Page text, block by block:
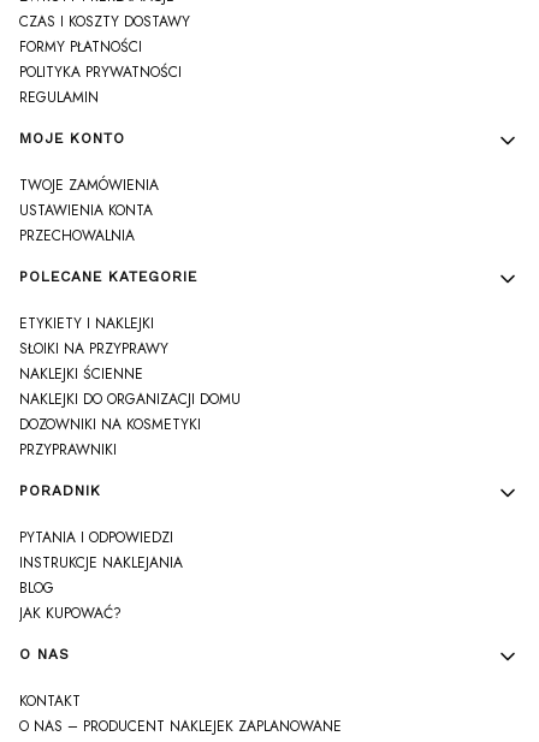
CZAS I KOSZTY DOSTAWY
FORMY PŁATNOŚCI
POLITYKA PRYWATNOŚCI
REGULAMIN
MOJE KONTO
TWOJE ZAMÓWIENIA
USTAWIENIA KONTA
PRZECHOWALNIA
POLECANE KATEGORIE
ETYKIETY I NAKLEJKI
SŁOIKI NA PRZYPRAWY
NAKLEJKI ŚCIENNE
NAKLEJKI DO ORGANIZACJI DOMU
DOZOWNIKI NA KOSMETYKI
PRZYPRAWNIKI
PORADNIK
PYTANIA I ODPOWIEDZI
INSTRUKCJE NAKLEJANIA
BLOG
JAK KUPOWAĆ?
O NAS
KONTAKT
O NAS – PRODUCENT NAKLEJEK ZAPLANOWANE